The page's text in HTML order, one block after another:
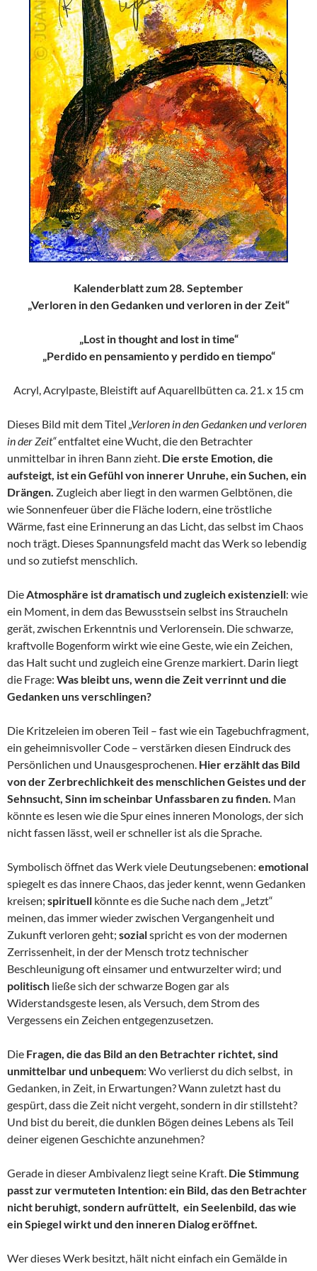
Kalenderblatt zum 28. September
„Verloren in den Gedanken und verloren in der Zeit“
„Lost in thought and lost in time“
„Perdido en pensamiento y perdido en tiempo“
Acryl, Acrylpaste, Bleistift auf Aquarellbütten ca. 21. x 15 cm
Dieses Bild mit dem Titel „Verloren in den Gedanken und verloren
in der Zeit“entfaltet eine Wucht, die den Betrachter
unmittelbar in ihren Bann zieht. Die erste Emotion, die
aufsteigt, ist ein Gefühl von innerer Unruhe, ein Suchen, ein
Drängen. Zugleich aber liegt in den warmen Gelbtönen, die
wie Sonnenfeuer über die Fläche lodern, eine tröstliche
Wärme, fast eine Erinnerung an das Licht, das selbst im Chaos
noch trägt. Dieses Spannungsfeld macht das Werk so lebendig
und so zutiefst menschlich.
DieAtmosphäre ist dramatisch und zugleich existenziell: wie
ein Moment, in dem das Bewusstsein selbst ins Straucheln
gerät, zwischen Erkenntnis und Verlorensein. Die schwarze,
kraftvolle Bogenform wirkt wie eine Geste, wie ein Zeichen,
das Halt sucht und zugleich eine Grenze markiert. Darin liegt
die Frage: Was bleibt uns, wenn die Zeit verrinnt und die
Gedanken uns verschlingen?
Die Kritzeleien im oberen Teil – fast wie ein Tagebuchfragment,
ein geheimnisvoller Code – verstärken diesen Eindruck des
Persönlichen und Unausgesprochenen. Hier erzählt das Bild
von der Zerbrechlichkeit des menschlichen Geistes und der
Sehnsucht, Sinn im scheinbar Unfassbaren zu finden. Man
könnte es lesen wie die Spur eines inneren Monologs, der sich
nicht fassen lässt, weil er schneller ist als die Sprache.
Symbolisch öffnet das Werk viele Deutungsebenen: emotional
spiegelt es das innere Chaos, das jeder kennt, wenn Gedanken
kreisen; spirituell könnte es die Suche nach dem „Jetzt“
meinen, das immer wieder zwischen Vergangenheit und
Zukunft verloren geht; sozialspricht es von der modernen
Zerrissenheit, in der der Mensch trotz technischer
Beschleunigung oft einsamer und entwurzelter wird; und
politisch ließe sich der schwarze Bogen gar als
Widerstandsgeste lesen, als Versuch, dem Strom des
Vergessens ein Zeichen entgegenzusetzen.
Die Fragen, die das Bild an den Betrachter richtet, sind
unmittelbar und unbequem: Wo verlierst du dich selbst, in
Gedanken, in Zeit, in Erwartungen? Wann zuletzt hast du
gespürt, dass die Zeit nicht vergeht, sondern in dir stillsteht?
Und bist du bereit, die dunklen Bögen deines Lebens als Teil
deiner eigenen Geschichte anzunehmen?
Gerade in dieser Ambivalenz liegt seine Kraft. Die Stimmung
passt zur vermuteten Intention: ein Bild, das den Betrachter
nicht beruhigt, sondern aufrüttelt, ein Seelenbild, das wie
ein Spiegel wirkt und den inneren Dialog eröffnet.
Wer dieses Werk besitzt, hält nicht einfach ein Gemälde in